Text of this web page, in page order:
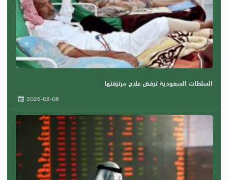
السلطات السعودية ترفض علاج مرتزقتها
2026-08-08